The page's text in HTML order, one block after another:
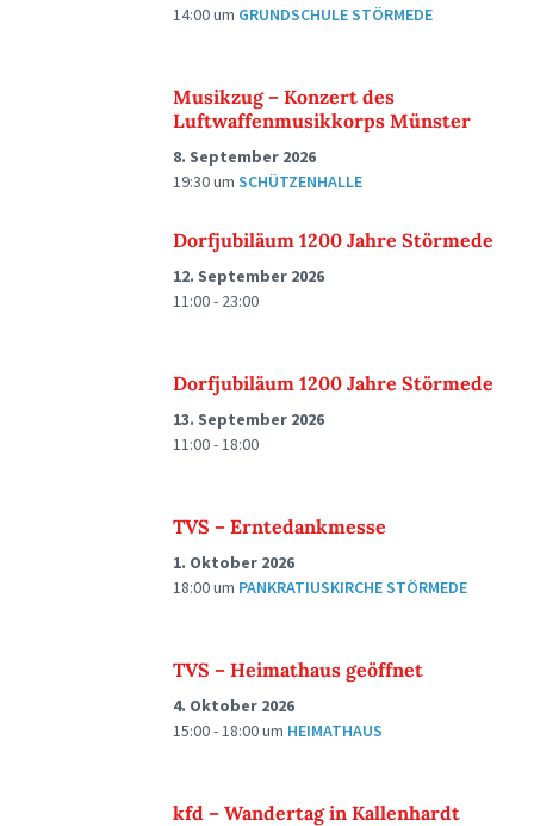
14:00um GRUNDSCHULE STÖRMEDE
Musikzug – Konzert des
Luftwaffenmusikkorps Münster
8. September 2026
19:30um SCHÜTZENHALLE
Dorfjubiläum 1200 Jahre Störmede
12. September 2026
11:00 - 23:00
Dorfjubiläum 1200 Jahre Störmede
13. September 2026
11:00 - 18:00
TVS – Erntedankmesse
1. Oktober 2026
18:00um PANKRATIUSKIRCHE STÖRMEDE
TVS – Heimathaus geöffnet
4. Oktober 2026
15:00 - 18:00um HEIMATHAUS
kfd – Wandertag in Kallenhardt